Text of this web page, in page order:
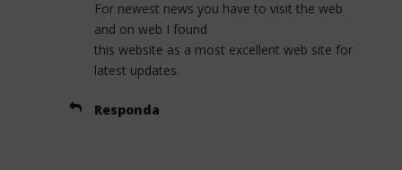
For newest news you have to visit the web
and on web I found
this website as a most excellent web site for
latest updates.
Responda